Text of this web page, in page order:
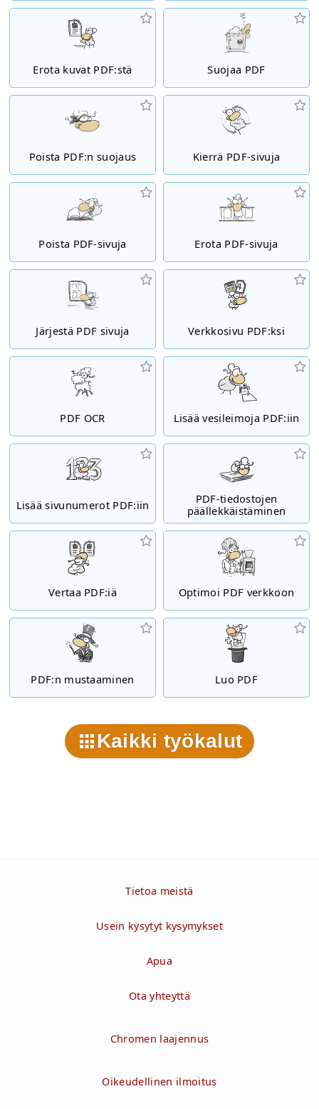
Erota kuvat PDF:stä Suojaa PDF
Poista PDF:n suojaus Kierrä PDF-sivuja
Poista PDF-sivuja Erota PDF-sivuja
Järjestä PDF sivuja Verkkosivu PDF:ksi
PDF OCR Lisää vesileimoja PDF:iin
Lisää sivunumerot PDF:iin
PDF-tiedostojen
päällekkäistäminen
Vertaa PDF:iä Optimoi PDF verkkoon
PDF:n mustaaminen Luo PDF
Kaikki työkalut
Tietoa meistä
Usein kysytyt kysymykset
Apua
Ota yhteyttä
Chromen laajennus
Oikeudellinen ilmoitus